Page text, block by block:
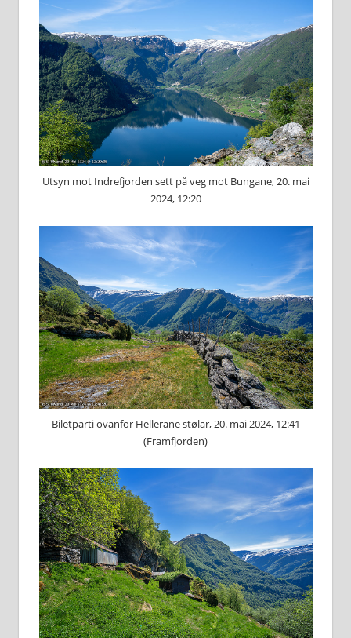
Utsyn mot Indrefjorden sett på veg mot Bungane, 20. mai
2024, 12:20
Biletparti ovanfor Hellerane stølar, 20. mai 2024, 12:41
(Framfjorden)